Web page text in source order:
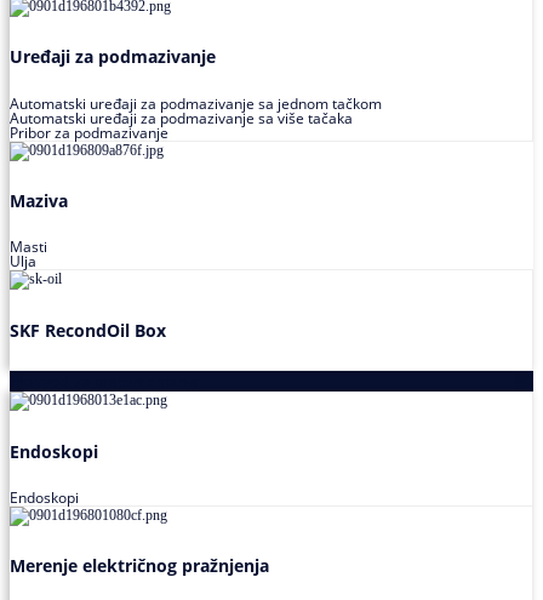
Uređaji za podmazivanje
Automatski uređaji za podmazivanje sa jednom tačkom
Automatski uređaji za podmazivanje sa više tačaka
Pribor za podmazivanje
Maziva
Masti
Ulja
SKF RecondOil Box
Endoskopi
Endoskopi
Merenje električnog pražnjenja